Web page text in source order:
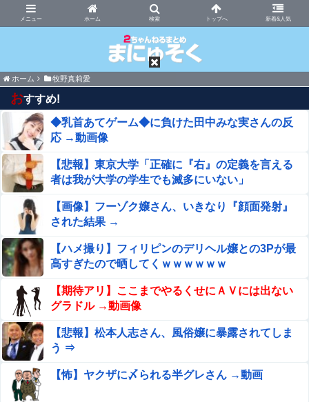
ホーム 新着&人気
まにゅそく 2chまとめニュース速報VIP
ホーム 牧野真莉愛
おすすめ!
◆乳首あてゲーム◆に負けた田中みな実さんの反
応 →動画像
【悲報】東京大学「正確に『右』の定義を言える
者は我が大学の学生でも滅多にいない」
【画像】フーゾク嬢さん、いきなり『顔面発射』
された結果 →
【ハメ撮り】フィリピンのデリヘル嬢との3Pが最
高すぎたので晒してくｗｗｗｗｗｗ
【期待アリ】ここまでやるくせにＡＶには出ない
グラドル →動画像
【悲報】松本人志さん、風俗嬢に暴露されてしま
う ⇒
【怖】ヤクザに〆られる半グレさん →動画